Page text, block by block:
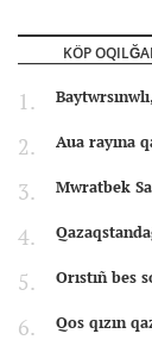
KÖP
Aua rayına
Mwratbek
Orıstıñ bes
Qos qızın